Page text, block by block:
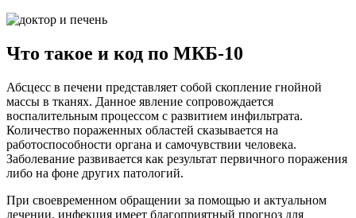
Что такое и код по МКБ-10
Абсцесс в печени представляет собой скопление гнойной
массы в тканях. Данное явление сопровождается
воспалительным процессом с развитием инфильтрата.
Количество пораженных областей сказывается на
работоспособности органа и самочувствии человека.
Заболевание развивается как результат первичного поражения
либо на фоне других патологий.
При своевременном обращении за помощью и актуальном
лечении, инфекция имеет благоприятный прогноз для